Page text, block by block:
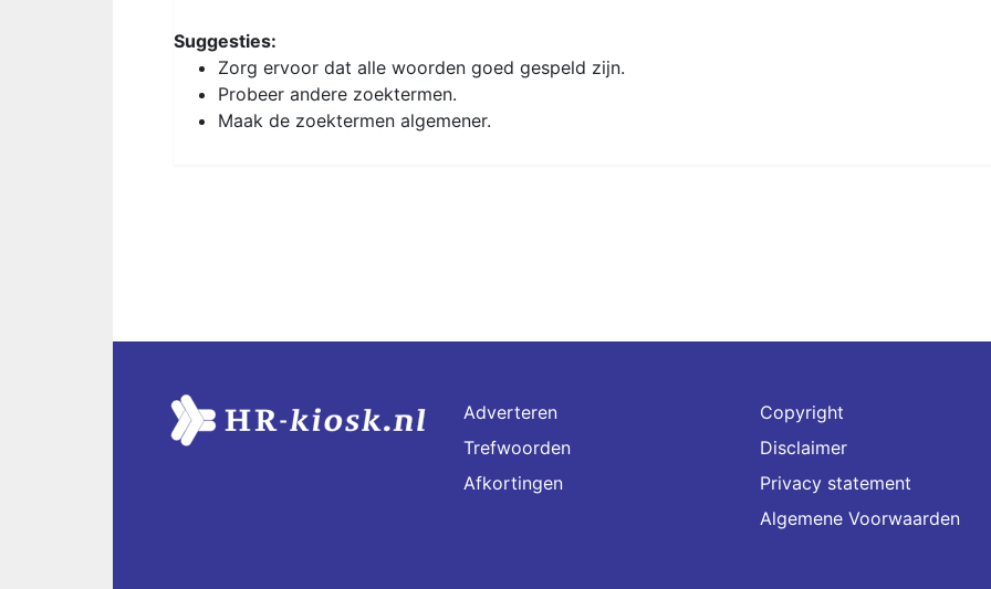
Suggesties:
Zorg ervoor dat alle woorden goed gespeld zijn.
Probeer andere zoektermen.
Maak de zoektermen algemener.
Adverteren
Trefwoorden
Afkortingen
Copyright
Disclaimer
Privacy statement
Algemene Voorwaarden